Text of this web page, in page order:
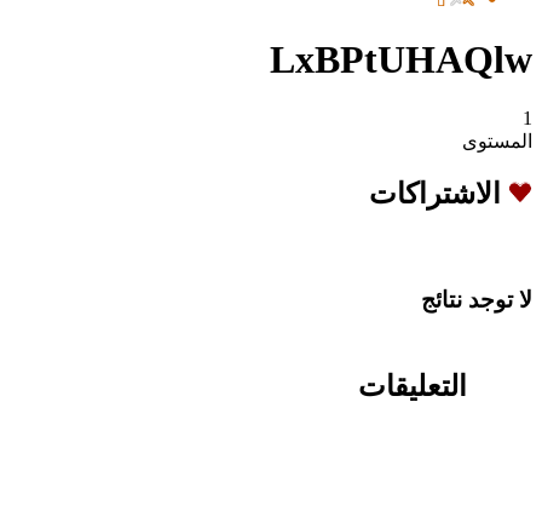
LxBPtUHAQlw
1
المستوى
الاشتراكات
لا توجد نتائج
التعليقات